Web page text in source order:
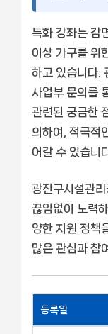
특화 강좌는 감
이상 가구를 위
하고 있습니다.
사업부 문의를
관련된 궁금한
의하여, 적극적
어갈 수 있습니
광진구시설관
끊임없이 노력
양한 지원 정책
많은 관심과 참
등록일